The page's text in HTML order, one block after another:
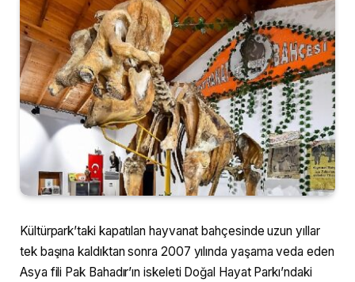
Kültürpark’taki kapatılan hayvanat bahçesinde uzun yıllar
tek başına kaldıktan sonra 2007 yılında yaşama veda eden
Asya fili Pak Bahadır’ın iskeleti Doğal Hayat Parkı’ndaki